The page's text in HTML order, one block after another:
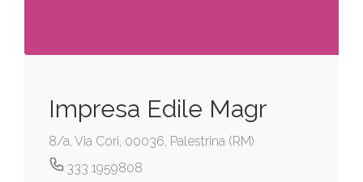
Impresa Edile Magr
8/a, Via Cori, 00036, Palestrina (RM)
333 1959808